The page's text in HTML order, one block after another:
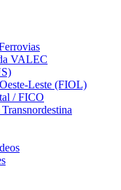
VALEC
Leste (FIOL)
/ FICO